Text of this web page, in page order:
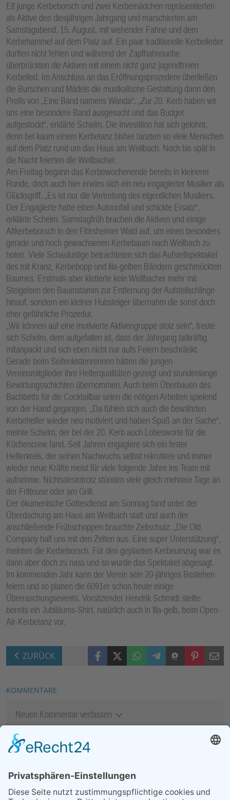
Elf junge Kerbeborsch und zwei Kerbemädchen repräsentierten
als Aktive den diesjährigen Jahrgang und marschierten am
Samstagabend, 15. August, mit wehender Fahne und dem
Kerbehammel auf dem Platz auf. Ein paar traditionelle Kerbelieder
durften nicht fehlen und während der Zapfhahnsuche
überbrückten die Aktiven mit einem nicht ganz jugendfreien
Kerbelied. Im Anschluss an das Eröffnungsprozedere überließen
die Burschen und Mädels die musikalische Gestaltung dann den
Profis von „Eine Band namens Wanda“. „Zur 20. Kerb haben wir
uns eine besondere Band ausgesucht und das Budget
aufgestockt“, erklärte Schelm. Die Investition hat sich gelohnt,
denn bei kaum einem Kerbetanz bisher tanzten so viele Menschen
auf dem Platz rund um das Haus am Weilbach. Noch bis spät in
die Nacht feierten die Weilbacher.
Am Freitag begann das Kerbewochenende bereits in kleinerer
Runde, doch auch hier erwies sich ein neu engagierter Musiker als
Glücksgriff. „Es ist nur die Vertretung des eigentlichen Musikers.
Der Engagierte hatte einen Autounfall und schickte Ersatz“,
erklärte Schelm. Samstagfrüh brachen die Aktiven und einige
Altkerbeborsch in den Flörsheimer Wald auf, um einen besonders
gerade und hoch gewachsenen Kerbebaum nach Weilbach zu
holen. Viele Schaulustige betrachteten sich das Aufstellspektakel
des mit Kranz, Kerbebopp und lila-gelben Bändern geschmückten
Baumes. Erstmals aber kletterte kein Weilbacher mehr mit
Steigeisen den Baumstamm zur Entfernung der Aufstellschlinge
hinauf, sondern ein kleiner Hubsteiger übernahm die sonst doch
eher gefährliche Prozedur.
„Wir können auf eine motivierte Aktivengruppe stolz sein“, freute
sich Schelm, dem aufgefallen ist, dass der Jahrgang tatkräftig
mitanpackt und sich eben nicht nur aufs Feiern beschränkt.
Gerade beim Seifenkistenrennen hätten die jungen
Vereinsmitglieder ihre Helferqualitäten gezeigt und stundenlange
Bewirtungsschichten übernommen. Auch beim Überbauen des
Bachbetts für die Cocktailbar seien die nötigen Arbeiten spielend
von der Hand gegangen. „Da fühlen sich auch die bewährten
Kerbehelfer wieder neu motiviert und haben Spaß an der Sache“,
meinte Schelm, der bei der 20. Kerb auch Lobesworte für die
Küchencrew fand. Seit Jahren engagiere sich ein fester
Helferkreis, der seinen Nachwuchs selbst rekrutiere und immer
wieder neue Kräfte meist für viele folgende Jahre ins Team mit
aufnehme. Nichtsdestotrotz stünden viele gleich mehrere Tage an
der Fritteuse oder am Grill.
Der ökumenische Gottesdienst am Sonntag fand unter der
Überdachung am Haus am Weilbach statt und auch der
anschließende Frühschoppen brauchte Zeltschutz. „Die Old
Company half uns mit den Zelten aus. Eine super Unterstützung“,
meinten die Kerbeborsch. Für den geplanten Kerbeumzug war es
dann aber doch zu nass und so wurde das Spektakel abgesagt.
Im kommenden Jahr kann der Verein sein 20-jähriges Bestehen
feiern und so planen die 6091er schon heute einige
Überraschungsevents. Vorsitzender Hendrik Schmidt stellte
bereits ein Jubiläums-Shirt, natürlich auch in lila-gelb, beim Open-
Air-Kerbetanz vor.
ZURÜCK FacebookX (Twitter)WhatsAppTelegramThreemaPinterestMail
KOMMENTARE
Neuen Kommentar verfassen
MEIST GELESEN
06.08.2026
13. Folk- & Bluesfestival
kehrt zurück zu seinen